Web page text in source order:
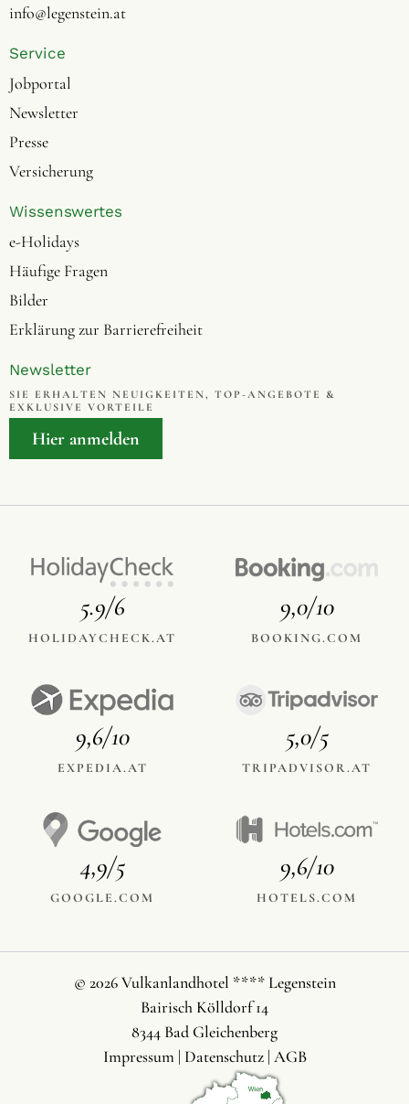
info@legenstein.at
Service
Jobportal
Newsletter
Presse
Versicherung
Wissenswertes
e-Holidays
Häufige Fragen
Bilder
Erklärung zur Barrierefreiheit
Newsletter
SIE ERHALTEN NEUIGKEITEN, TOP-ANGEBOTE &
EXKLUSIVE VORTEILE
Hier anmelden
5.9/6
HOLIDAYCHECK.AT
9,0/10
BOOKING.COM
9,6/10
EXPEDIA.AT
5,0/5
TRIPADVISOR.AT
4,9/5
GOOGLE.COM
9,6/10
HOTELS.COM
© 2026 Vulkanlandhotel **** Legenstein
Bairisch Kölldorf 14
8344 Bad Gleichenberg
Impressum| Datenschutz| AGB